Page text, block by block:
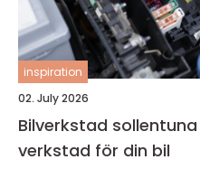
inspiration
02. July 2026
Bilverkstad sollentuna så väljer du rätt
verkstad för din bil